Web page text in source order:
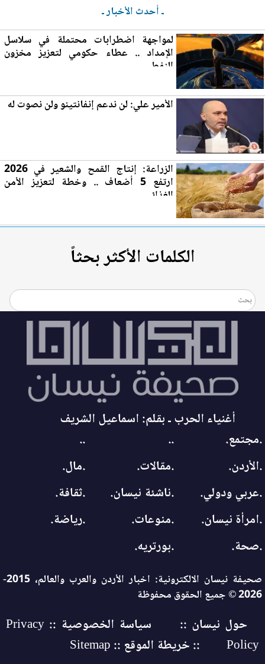
ـ أحدث الأخبار ـ
لمواجهة اضطرابات محتملة في سلاسل
الإمداد .. عطاء حكومي لتعزيز مخزون
النفط
الأمير علي: لن ندعم إنفانتينو ولن نصوت له
الزراعة: إنتاج القمح والشعي ر في 2026
ارتفع 5 أضعاف .. وخطة لتعزيز الأمن
الغذائي
الكلمات الأكثر بحثاً
أغنياء الحرب ـ بقلم: اسماعيل الشريف
.مجتمع.
..
..
.الأردن.
.مقالات.
.مال.
.عربي ودولي.
.ناشئة نيسان.
.ثقافة.
.امرأة نيسان.
.منوعات.
.رياضة.
.صحة.
.بورتريه.
صحيفة نيسان الالكترونية: اخبار الأردن والعرب والعالم، 2015-
2026 © جميع الحقوق محفوظة
حول نيسان ::
سياسة الخصوصية :: Privacy
Policy
:: خريطة الموقع :: Sitemap